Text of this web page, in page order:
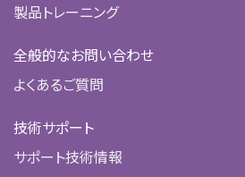
製品トレーニング
全般的なお問い合わせ
よくあるご質問
技術サポート
サポート技術情報